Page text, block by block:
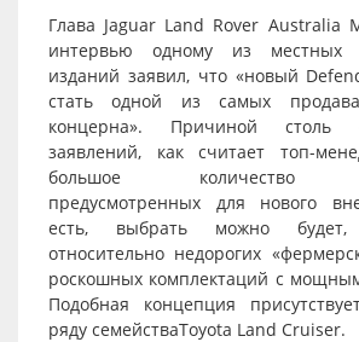
Глава Jaguar Land Rover Australia
интервью одному из местных
изданий заявил, что «новый
стать одной из самых
концерна». Причиной столь
заявлений, как считает топ-
большое количество
предусмотренных для нового
есть, выбрать можно
относительно недорогих
роскошных комплектаций с
Подобная концепция
ряду семействаToyota Land Cruiser.